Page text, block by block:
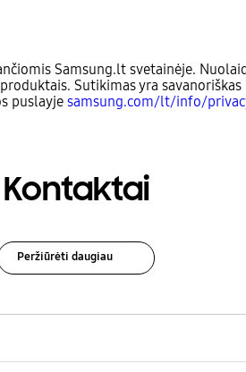
Samsung.lt svetainėje.
Sutikimas yra
puslayje samsung.com/lt/info/
Kontaktai
Peržiūrėti daugiau